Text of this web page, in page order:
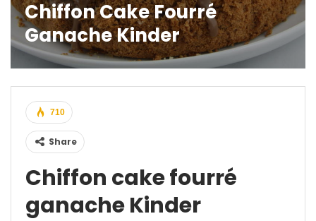
Chiffon Cake Fourré
Ganache Kinder
710
Share
Chiffon cake fourré
ganache Kinder